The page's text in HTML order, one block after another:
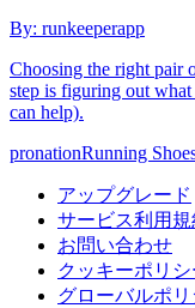
By: runkeeperapp
Choosing the right pair
step is figuring out
can help).
pronationRunning
アップグレード
サービス利用規
お問い合わせ
クッキーポリシ
グローバルポリ